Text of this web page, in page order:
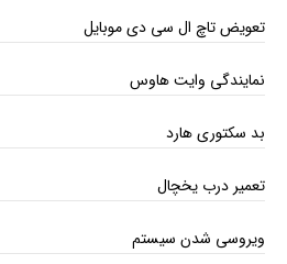
تعویض تاچ ال سی دی موبایل
نمایندگی وایت هاوس
بد سکتوری هارد
تعمیر درب یخچال
ویروسی شدن سیستم